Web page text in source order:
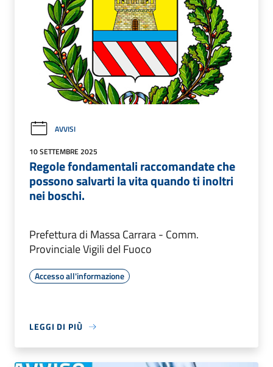
AVVISI
10 SETTEMBRE 2025
Regole fondamentali raccomandate che
possono salvarti la vita quando ti inoltri
nei boschi.
Prefettura di Massa Carrara - Comm.
Provinciale Vigili del Fuoco
Accesso all'informazione
LEGGI DI PIÙ